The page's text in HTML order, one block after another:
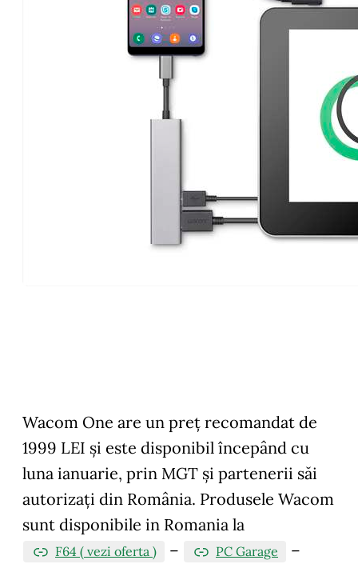
Wacom One are un preț recomandat de
1999 LEI și este disponibil începând cu
luna ianuarie, prin MGT și partenerii săi
autorizați din România. Produsele Wacom
sunt disponibile in Romania la
F64 ( vezi oferta ) – PC Garage –